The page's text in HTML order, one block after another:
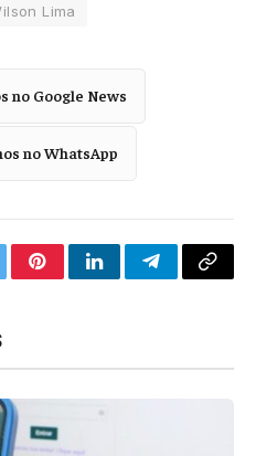
Lima
no Google News
no WhatsApp
PinterestLinkedInTelegramCopy